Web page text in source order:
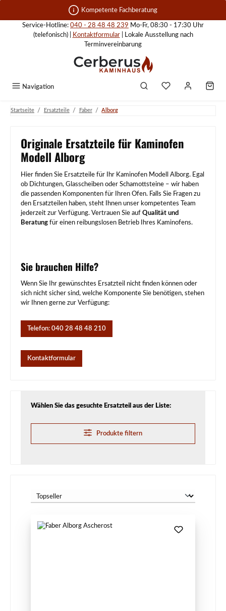
Zum Hauptinhalt springen Kompetente Fachberatung
Service-Hotline: 040 - 28 48 48 239 Mo-Fr, 08:30 - 17:30 Uhr
(telefonisch) |
Kontaktformular| Lokale Ausstellung nach
Terminvereinbarung
Navigation
Startseite / Ersatzteile / Faber / Alborg
Originale Ersatzteile für Kaminofen
Modell Alborg
Hier finden Sie Ersatzteile für Ihr Kaminofen Modell Alborg. Egal
ob Dichtungen, Glasscheiben oder Schamottsteine – wir haben
die passenden Komponenten für Ihren Ofen. Falls Sie Fragen zu
den Ersatzteilen haben, steht Ihnen unser kompetentes Team
jederzeit zur Verfügung. Vertrauen Sie auf Qualität und
Beratung für einen reibungslosen Betrieb Ihres Kaminofens.
Sie brauchen Hilfe?
Wenn Sie Ihr gewünschtes Ersatzteil nicht finden können oder
sich nicht sicher sind, welche Komponente Sie benötigen, stehen
wir Ihnen gerne zur Verfügung:
Telefon: 040 28 48 48 210
Kontaktformular
Wählen Sie das gesuchte Ersatzteil aus der Liste:
Produkte filtern